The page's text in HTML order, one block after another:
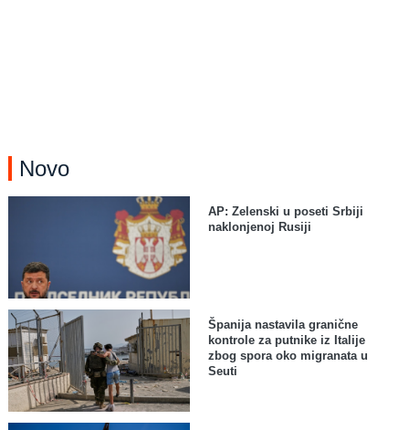
Novo
AP: Zelenski u poseti Srbiji
naklonjenoj Rusiji
Španija nastavila granične
kontrole za putnike iz Italije
zbog spora oko migranata u
Seuti